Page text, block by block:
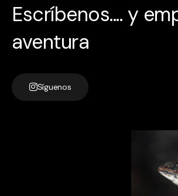
Escríbenos.... y
aventura
Síguenos